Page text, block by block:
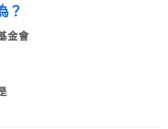
？
金會